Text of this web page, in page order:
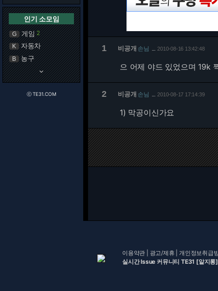
인기 소모임
G 게임 2
K 자동차
B 농구
keyboard_arrow_down
ⓒ TE31.COM
1 비공개 손님 2010-08-16 13:42:48
으 어제 야드 있었으며 19k
2 비공개 손님 2010-08-17 17:14:39
1) 막공이신가요
이용약관 광고/제휴 |개인정보취급
실시간 Issue 커뮤니티 TE31 [알지